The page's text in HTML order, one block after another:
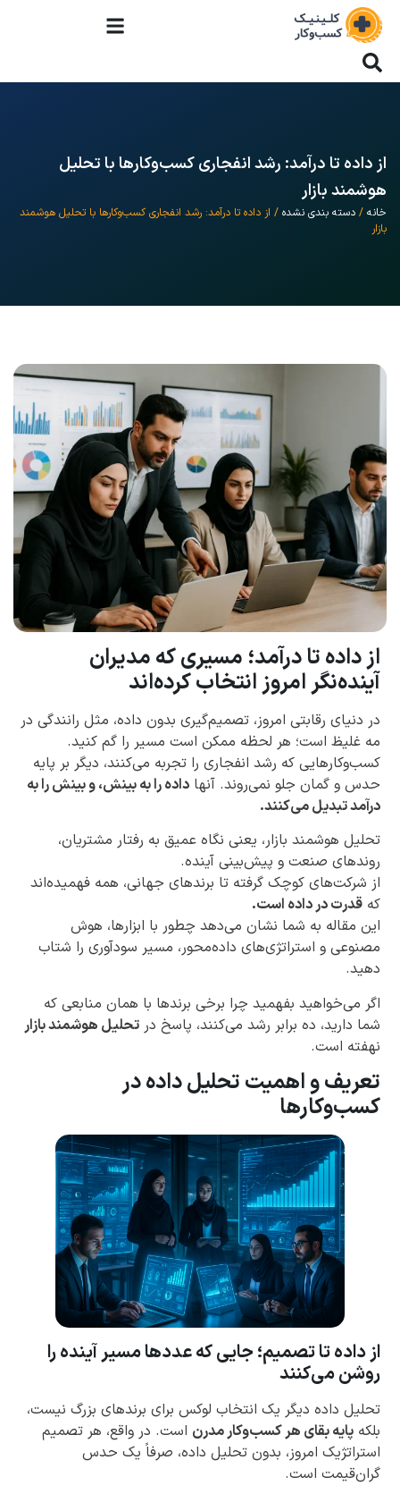
از داده تا درآمد: رشد انفجاری کسب‌وکارها با تحلیل
هوشمند بازار
خانه / دسته بندی نشده / از داده تا درآمد: رشد انفجاری کسب‌وکارها با تحلیل هوشمند
بازار
از داده تا درآمد؛ مسیری که مدیران
آینده‌نگر امروز انتخاب کرده‌اند
در دنیای رقابتی امروز، تصمیم‌گیری بدون داده، مثل رانندگی در
مه غلیظ است؛ هر لحظه ممکن است مسیر را گم کنید.
کسب‌وکارهایی که رشد انفجاری را تجربه می‌کنند، دیگر بر پایه
حدس و گمان جلو نمی‌روند. آنها داده را به بینش، و بینش را به
درآمد تبدیل می‌کنند.
تحلیل هوشمند بازار، یعنی نگاه عمیق به رفتار مشتریان،
روندهای صنعت و پیش‌بینی آینده.
از شرکت‌های کوچک گرفته تا برندهای جهانی، همه فهمیده‌اند
که قدرت در داده است.
این مقاله به شما نشان می‌دهد چطور با ابزارها، هوش
مصنوعی و استراتژی‌های داده‌محور، مسیر سودآوری را شتاب
دهید.
اگر می‌خواهید بفهمید چرا برخی برندها با همان منابعی که
شما دارید، ده برابر رشد می‌کنند، پاسخ در تحلیل هوشمند بازار
نهفته است.
تعریف و اهمیت تحلیل داده در
کسب‌وکارها
از داده تا تصمیم؛ جایی که عددها مسیر آینده را
روشن می‌کنند
تحلیل داده دیگر یک انتخاب لوکس برای برندهای بزرگ نیست،
بلکه پایه بقای هر کسب‌وکار مدرن است. در واقع، هر تصمیم
استراتژیک امروز، بدون تحلیل داده، صرفاً یک حدس
گران‌قیمت است.